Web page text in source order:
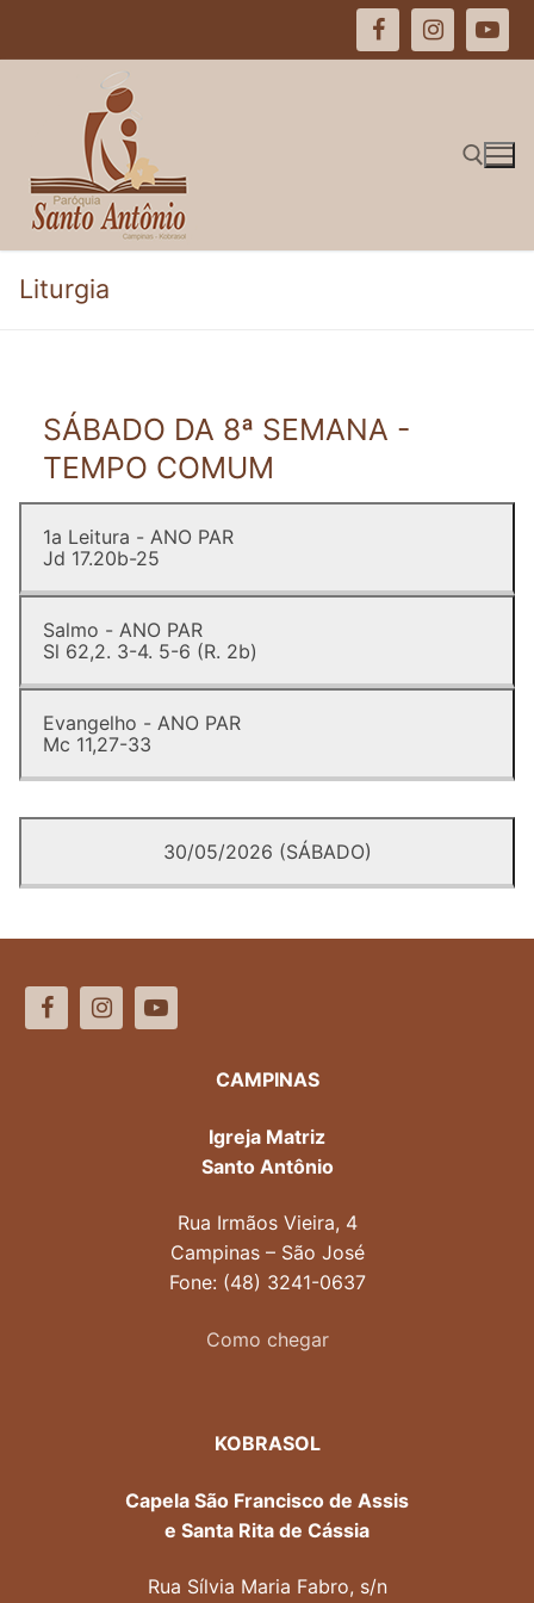
Pesquisar por:
Liturgia
SÁBADO DA 8ª SEMANA -
TEMPO COMUM
1a Leitura - ANO PAR
Jd 17.20b-25
Salmo - ANO PAR
Sl 62,2. 3-4. 5-6 (R. 2b)
Evangelho - ANO PAR
Mc 11,27-33
30/05/2026 (SÁBADO)
CAMPINAS
Igreja Matriz
Santo Antônio
Rua Irmãos Vieira, 4
Campinas – São José
Fone: (48) 3241-0637
Como chegar
KOBRASOL
Capela São Francisco de Assis
e Santa Rita de Cássia
Rua Sílvia Maria Fabro, s/n